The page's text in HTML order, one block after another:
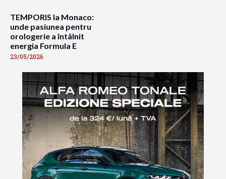
TEMPORIS la Monaco:
unde pasiunea pentru
orologerie a întâlnit
energia Formula E
23/05/2026